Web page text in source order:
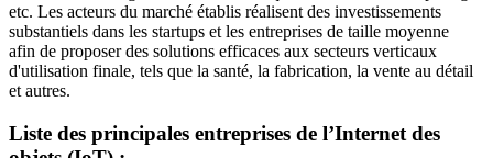
etc. Les acteurs du marché établis réalisent des investissements
substantiels dans les startups et les entreprises de taille moyenne
afin de proposer des solutions efficaces aux secteurs verticaux
d'utilisation finale, tels que la santé, la fabrication, la vente au détail
et autres.
Liste des principales entreprises de l’Internet des